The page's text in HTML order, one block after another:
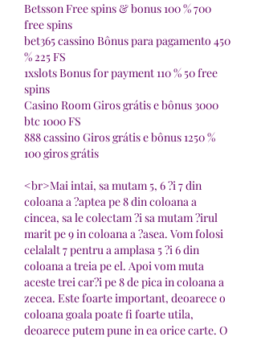
Betsson Free spins & bonus 100 % 700
free spins
bet365 cassino Bônus para pagamento 450
% 225 FS
1xslots Bonus for payment 110 % 50 free
spins
Casino Room Giros grátis e bônus 3000
btc 1000 FS
888 cassino Giros grátis e bônus 1250 %
100 giros grátis
<br>Mai intai, sa mutam 5, 6 ?i 7 din
coloana a ?aptea pe 8 din coloana a
cincea, sa le colectam ?i sa mutam ?irul
marit pe 9 in coloana a ?asea. Vom folosi
celalalt 7 pentru a amplasa 5 ?i 6 din
coloana a treia pe el. Apoi vom muta
aceste trei car?i pe 8 de pica in coloana a
zecea. Este foarte important, deoarece o
coloana goala poate fi foarte utila,
deoarece putem pune in ea orice carte. O